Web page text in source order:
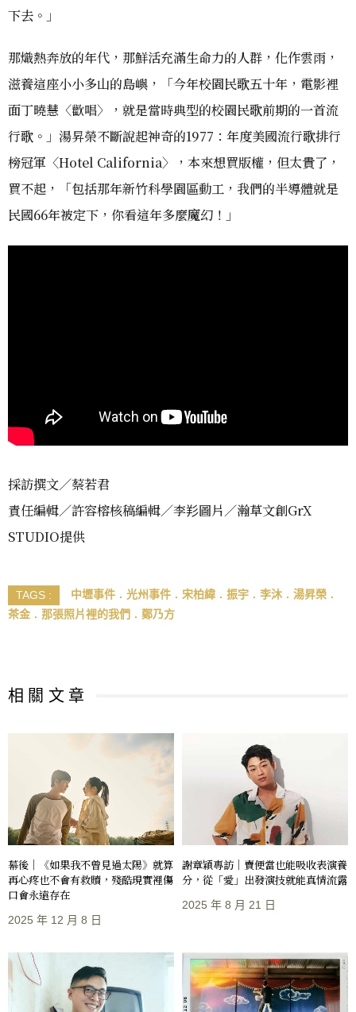
下去。」
那熾熱奔放的年代，那鮮活充滿生命力的人群，化作雲雨，
滋養這座小小多山的島嶼，「今年校園民歌五十年，電影裡
面丁曉慧〈歡唱〉，就是當時典型的校園民歌前期的一首流
行歌。」湯昇榮不斷說起神奇的1977：年度美國流行歌排行
榜冠軍〈Hotel California〉，本來想買版權，但太貴了，
買不起，「包括那年新竹科學園區動工，我們的半導體就是
民國66年被定下，你看這年多麼魔幻！」
採訪撰文／蔡若君
責任編輯／許容榕核稿編輯／李羏圖片／瀚草文創GrX
STUDIO提供
TAGS : 中壢事件 光州事件 宋柏緯 振宇 李沐
湯昇榮
茶金
那張照片裡的我們 鄭乃方
相 關 文 章
幕後｜《如果我不曾見過太陽》就算
再心疼也不會有救贖，殘酷現實裡傷
口會永遠存在
2025 年 12 月 8 日
謝章穎專訪｜賣便當也能吸收表演養
分，從「愛」出發演技就能真情流露
2025 年 8 月 21 日